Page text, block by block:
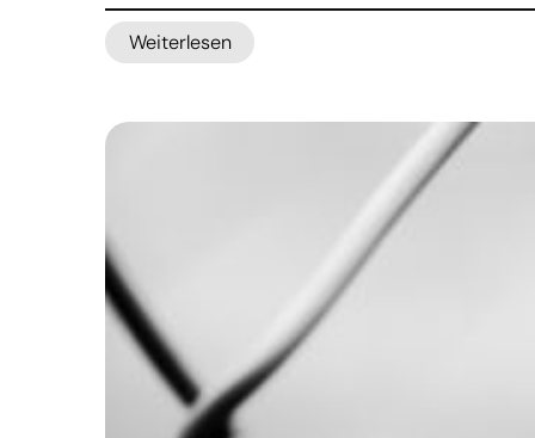
Weiterlesen
:
Migrantenrechte